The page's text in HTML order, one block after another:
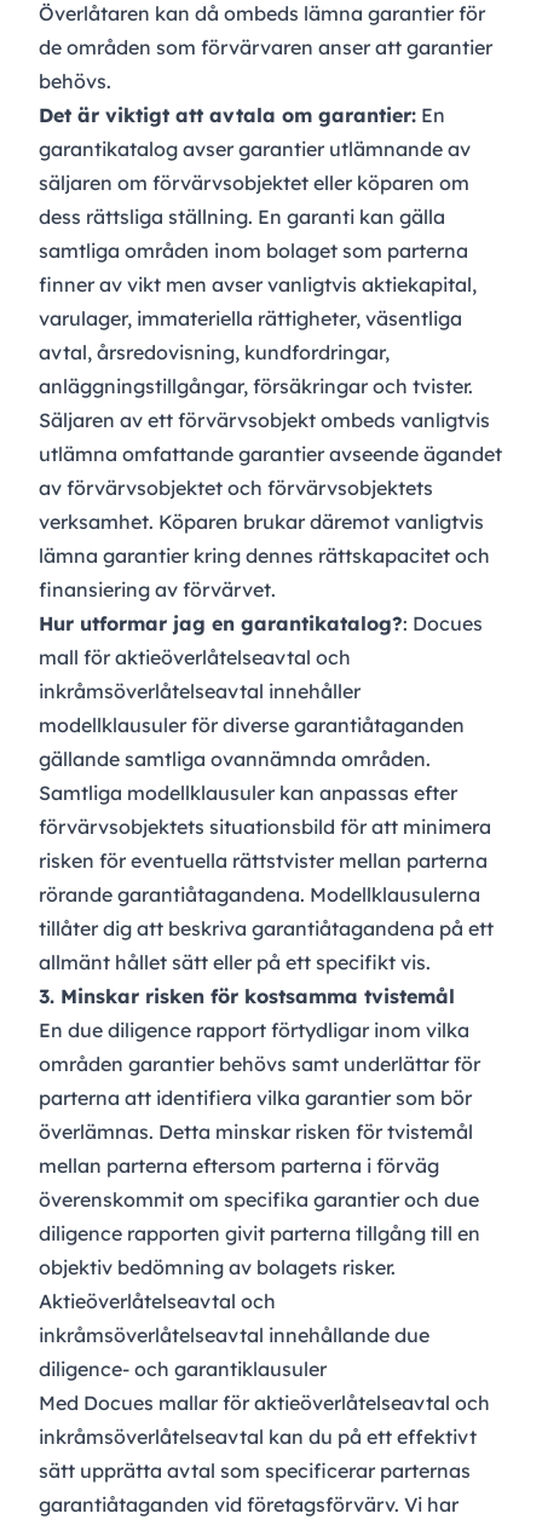
Överlåtaren kan då ombeds lämna garantier för
de områden som förvärvaren anser att garantier
behövs.
Det är viktigt att avtala om garantier: En
garantikatalog avser garantier utlämnande av
säljaren om förvärvsobjektet eller köparen om
dess rättsliga ställning. En garanti kan gälla
samtliga områden inom bolaget som parterna
finner av vikt men avser vanligtvis aktiekapital,
varulager, immateriella rättigheter, väsentliga
avtal, årsredovisning, kundfordringar,
anläggningstillgångar, försäkringar och tvister.
Säljaren av ett förvärvsobjekt ombeds vanligtvis
utlämna omfattande garantier avseende ägandet
av förvärvsobjektet och förvärvsobjektets
verksamhet. Köparen brukar däremot vanligtvis
lämna garantier kring dennes rättskapacitet och
finansiering av förvärvet.
Hur utformar jag en garantikatalog?: Docues
mall för aktieöverlåtelseavtal och
inkråmsöverlåtelseavtal innehåller
modellklausuler för diverse garantiåtaganden
gällande samtliga ovannämnda områden.
Samtliga modellklausuler kan anpassas efter
förvärvsobjektets situationsbild för att minimera
risken för eventuella rättstvister mellan parterna
rörande garantiåtagandena. Modellklausulerna
tillåter dig att beskriva garantiåtagandena på ett
allmänt hållet sätt eller på ett specifikt vis.
3. Minskar risken för kostsamma tvistemål
En due diligence rapport förtydligar inom vilka
områden garantier behövs samt underlättar för
parterna att identifiera vilka garantier som bör
överlämnas. Detta minskar risken för tvistemål
mellan parterna eftersom parterna i förväg
överenskommit om specifika garantier och due
diligence rapporten givit parterna tillgång till en
objektiv bedömning av bolagets risker.
Aktieöverlåtelseavtal och
inkråmsöverlåtelseavtal innehållande due
diligence- och garantiklausuler
Med Docues mallar för aktieöverlåtelseavtal och
inkråmsöverlåtelseavtal kan du på ett effektivt
sätt upprätta avtal som specificerar parternas
garantiåtaganden vid företagsförvärv. Vi har